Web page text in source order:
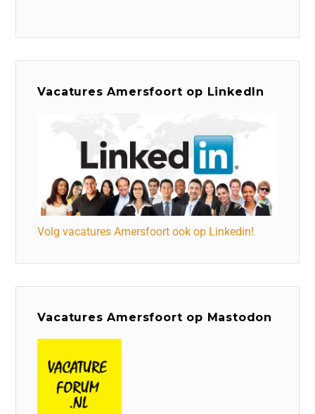
Vacatures Amersfoort op LinkedIn
Volg vacatures Amersfoort ook op Linkedin!
Vacatures Amersfoort op Mastodon